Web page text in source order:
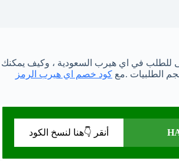
للطلب في اي هيرب السعودية ، وكيف يمكنك
الطلبيات .مع كود خصم اي هيرب الرمز
أنقر 👇هنا لنسخ الكود